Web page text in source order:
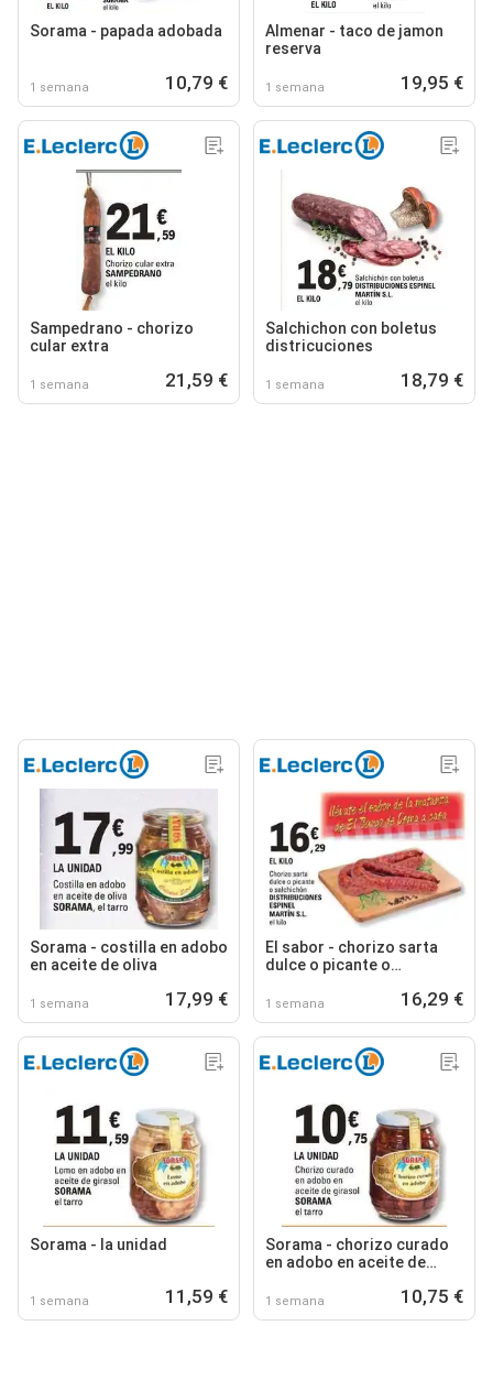
Sorama - papada adobada
1 semana 10,79 €
Almenar - taco de jamon
reserva
1 semana 19,95 €
Sampedrano - chorizo
cular extra
1 semana 21,59 €
Salchichon con boletus
districuciones
1 semana 18,79 €
Sorama - costilla en adobo
en aceite de oliva
1 semana 17,99 €
El sabor - chorizo sarta
dulce o picante o
1 semana 16,29 €
Sorama - la unidad
1 semana 11,59 €
Sorama - chorizo curado
en adobo en aceite de
1 semana 10,75 €